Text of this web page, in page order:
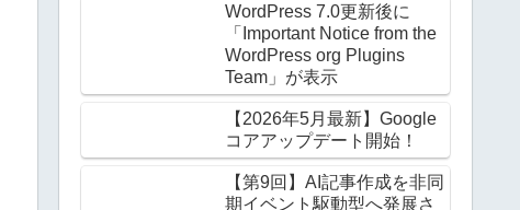
WordPress 7.0更新後に
「Important Notice from the
WordPress org Plugins
Team」が表示
【2026年5月最新】Google
コアアップデート開始！
【第9回】AI記事作成を非同
期イベント駆動型へ発展さ